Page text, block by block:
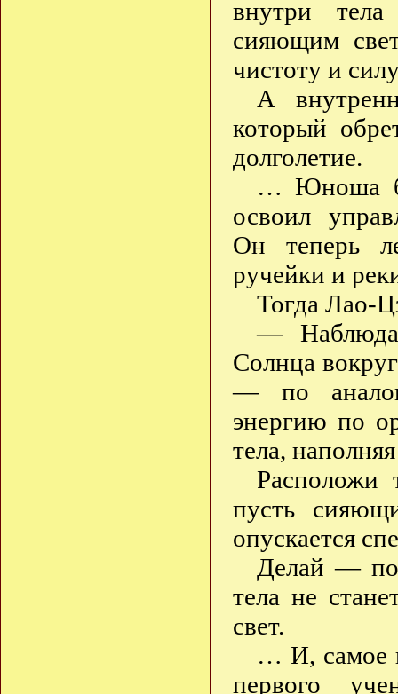
внутри
сияющим
чистоту и
А
который
долголетие.
… Юноша
освоил
Он теперь
ручейки и
Тогда Лао-
—
Солнца
— по
энергию по
тела,
Расположи
пусть
опускается
Делай —
тела не
свет.
… И, самое
первого